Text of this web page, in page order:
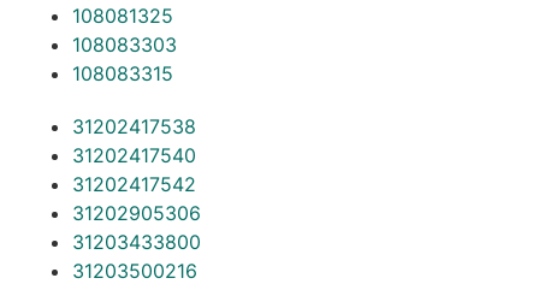
108081325
108083303
108083315
31202417538
31202417540
31202417542
31202905306
31203433800
31203500216